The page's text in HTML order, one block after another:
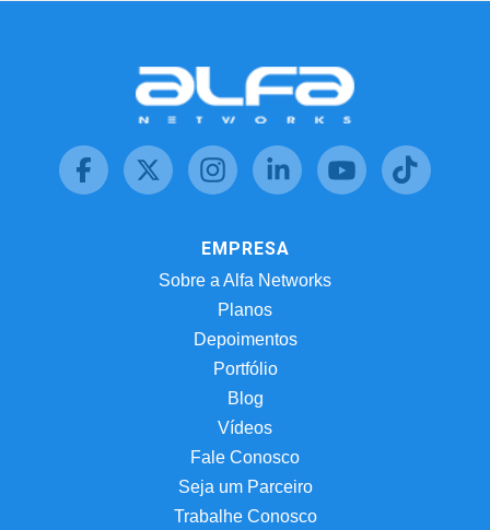
EMPRESA
Sobre a Alfa Networks
Planos
Depoimentos
Portfólio
Blog
Vídeos
Fale Conosco
Seja um Parceiro
Trabalhe Conosco